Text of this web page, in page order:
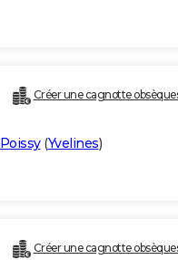
Créer une cagnotte
Poissy(Yvelines)
Créer une cagnotte